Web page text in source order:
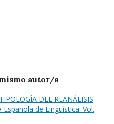
autor/a
DEL REANÁLISIS
Española de Lingüística: Vol.